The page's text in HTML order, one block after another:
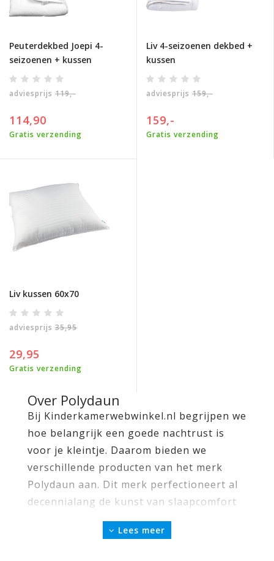
Peuterdekbed Joepi 4-
seizoenen + kussen
adviesprijs 119,-
114,90
Gratis verzending
Liv 4-seizoenen dekbed +
kussen
adviesprijs 159,-
159,-
Gratis verzending
Liv kussen 60x70
adviesprijs 35,95
29,95
Gratis verzending
Over Polydaun
Bij Kinderkamerwebwinkel.nl begrijpen we
hoe belangrijk een goede nachtrust is
voor je kleintje. Daarom bieden we
verschillende producten van het merk
Polydaun aan. Dit merk perfectioneert al
decennialang de kunst van slaapcomfort
en een gezond slaapklimaat. Gestart in
1962 in Zweden, heeft Polydaun een rijke
Lees meer